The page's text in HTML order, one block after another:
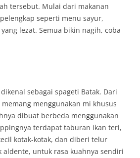
tersebut. Mulai dari makanan
seperti menu sayur,
lezat. Semua bikin nagih, coba
sebagai spageti Batak. Dari
menggunakan mi khusus
dibuat berbeda menggunakan
terdapat taburan ikan teri,
kotak-kotak, dan diberi telur
aldente, untuk rasa kuahnya sendiri